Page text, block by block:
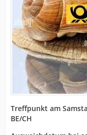
Treffpunkt am
BE/CH